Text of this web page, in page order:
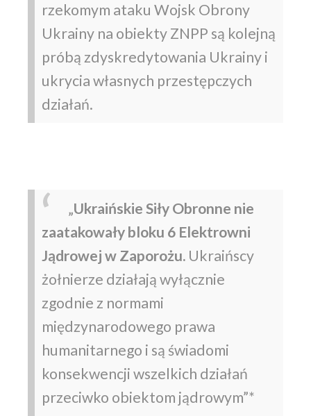
rzekomym ataku Wojsk Obrony
Ukrainy na obiekty ZNPP są kolejną
próbą zdyskredytowania Ukrainy i
ukrycia własnych przestępczych
działań.
„Ukraińskie Siły Obronne nie
zaatakowały bloku 6 Elektrowni
Jądrowej w Zaporożu. Ukraińscy
żołnierze działają wyłącznie
zgodnie z normami
międzynarodowego prawa
humanitarnego i są świadomi
konsekwencji wszelkich działań
przeciwko obiektom jądrowym”*